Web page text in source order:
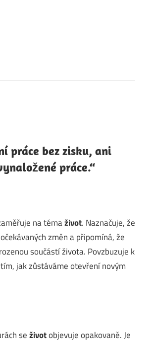
práce bez zisku, ani
práce.“
na témaživot. Naznačuje, že
změn a připomíná, že
součástí života. Povzbuzuje k
jak zůstáváme otevření novým
seživotobjevuje opakovaně. Je